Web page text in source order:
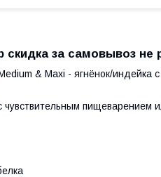
за самовывоз не
& Maxi - ягнёнок/индейка
пищеварением